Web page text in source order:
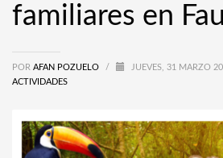
familiares en
POR AFAN POZUELO / JUEVES, 31 MARZO
ACTIVIDADES